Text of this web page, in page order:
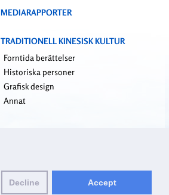
MEDIARAPPORTER
TRADITIONELL KINESISK KULTUR
Forntida berättelser
Historiska personer
Grafisk design
Annat
Decline Accept